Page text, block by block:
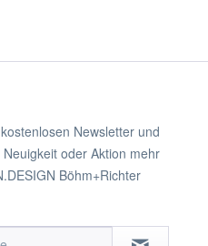
Newsletter und
oder Aktion mehr
Böhm+Richter